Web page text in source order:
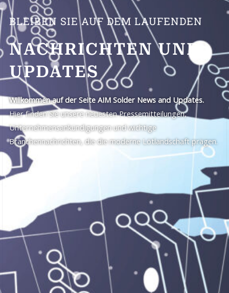
BLEIBEN SIE AUF DEM LAUFENDEN
NACHRICHTEN UND
UPDATES
Willkommen auf der Seite AIM Solder News and Updates.
Hier finden Sie unsere neuesten Pressemitteilungen,
Unternehmensankündigungen und wichtige
Branchennachrichten, die die moderne Lötlandschaft prägen.